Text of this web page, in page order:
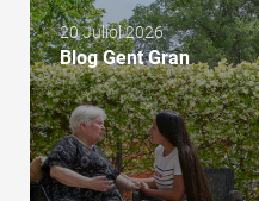
20 Juliol 2026
Blog Gent Gran